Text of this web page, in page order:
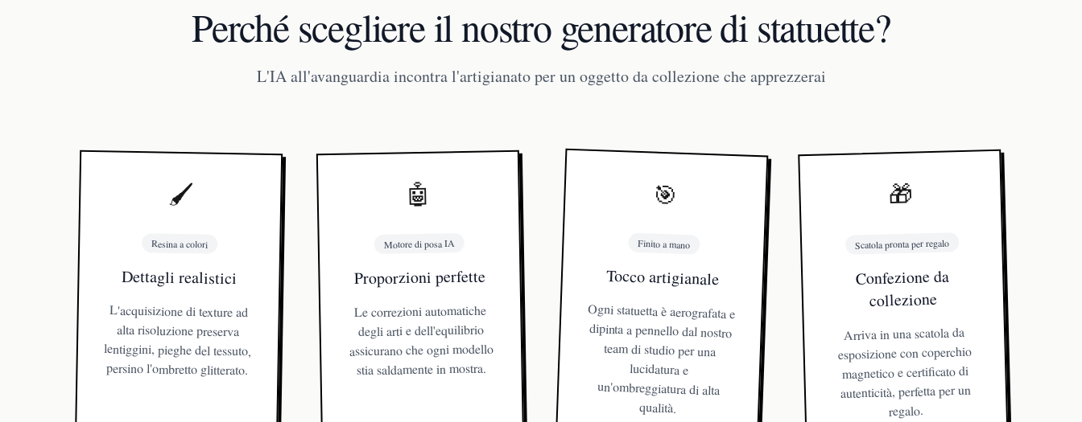
Perché scegliere il nostro generatore di statuette?
L'IA all'avanguardia incontra l'artigianato per un oggetto da collezione che apprezzerai
🖌️
Resina a colori
Dettagli realistici
L'acquisizione di texture ad
alta risoluzione preserva
lentiggini, pieghe del tessuto,
persino l'ombretto glitterato.
🤖
Motore di posa IA
Proporzioni perfette
Le correzioni automatiche
degli arti e dell'equilibrio
assicurano che ogni modello
stia saldamente in mostra.
🎯
Finito a mano
Tocco artigianale
Ogni statuetta è aerografata e
dipinta a pennello dal nostro
team di studio per una
lucidatura e
un'ombreggiatura di alta
qualità.
🎁
Scatola pronta per regalo
Confezione da
collezione
Arriva in una scatola da
esposizione con coperchio
magnetico e certificato di
autenticità, perfetta per un
regalo.